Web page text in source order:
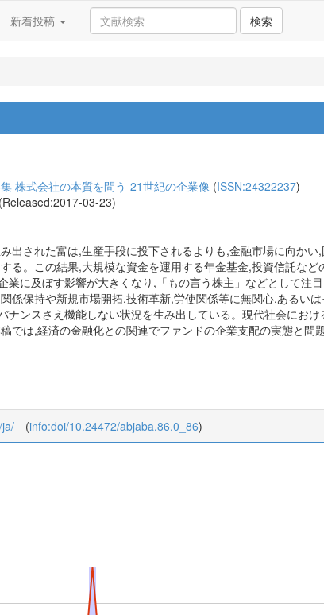
新着投稿 検索
株式会社の本質を問う-21世紀の企業像 (ISSN:24322237)
03-23)
出された富は,生産手段に投下されるよりも,金融市場に向か
る。この結果,大規模な資金を運用する年金基金,投資信託な
業に及ぼす影響が大きくなり,「もの言う株主」などとして注
係保持や新規市場開拓,技術革新,労使関係等に無関心,あるい
ナンスさえ機能しない状況を生み出している。現代社会にお
では,経済の金融化との関連でファンドの企業支配の実態と問
(info:doi/10.24472/abjaba.86.0_86)